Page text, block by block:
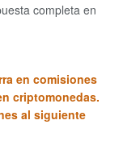
completa en
en comisiones
criptomonedas.
al siguiente